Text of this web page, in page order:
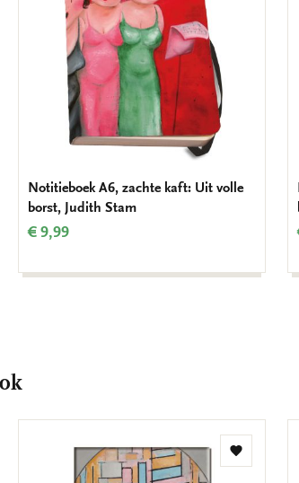
Notitieboek A6, zachte kaft: Uit volle
borst, Judith Stam
€ 9,99
Toevoegen